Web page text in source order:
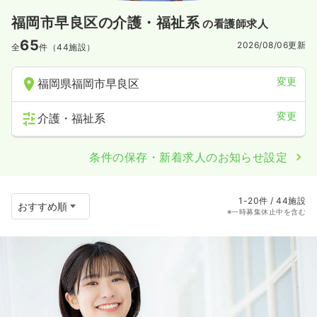
福岡市早良区の介護・福祉系 の看護師求人
全65件（44施設） 2026/08/06更新
福岡県福岡市早良区 変更
介護・福祉系 変更
条件の保存・新着求人のお知らせ設定
1-20件 / 44施設
※一時募集休止中を含む